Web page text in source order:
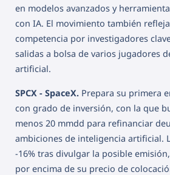
en modelos avanzados y
con IA. El movimiento también
competencia por investigadores
salidas a bolsa de varios jugadores
artificial.
SPCX - SpaceX. Prepara su primera
con grado de inversión, con la que
menos 20 mmdd para refinanciar
ambiciones de inteligencia artificial.
-16% tras divulgar la posible
por encima de su precio de